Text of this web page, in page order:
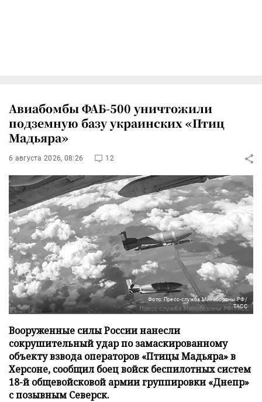
Авиабомбы ФАБ-500 уничтожили
подземную базу украинских «Птиц
Мадьяра»
6 августа 2026, 08:26 12
Фото: Пресс-служба Минобороны РФ/
ТАСС
Вооруженные силы России нанесли
сокрушительный удар по замаскированному
объекту взвода операторов «Птицы Мадьяра» в
Херсоне, сообщил боец войск беспилотных систем
18-й общевойсковой армии группировки «Днепр»
с позывным Северск.